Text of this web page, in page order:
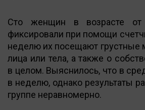
Сто женщин в возрасте
фиксировали при помощи
неделю их посещают грустные
лица или тела, а также о
в целом. Выяснилось, что в
в неделю, однако результаты
группе неравномерно.